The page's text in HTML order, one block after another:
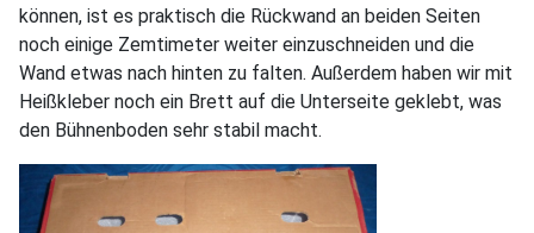
können, ist es praktisch die Rückwand an beiden Seiten
noch einige Zemtimeter weiter einzuschneiden und die
Wand etwas nach hinten zu falten. Außerdem haben wir mit
Heißkleber noch ein Brett auf die Unterseite geklebt, was
den Bühnenboden sehr stabil macht.